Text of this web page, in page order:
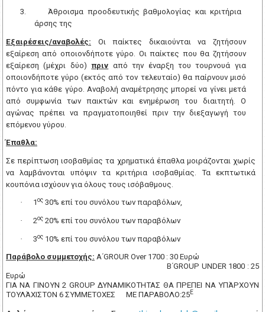
3.
Άθροισμα προοδευτικής βαθμολογίας και κριτήρια
άρσης της
Εξαιρέσεις/αναβολές:
Οι παίκτες δικαιούνται να ζητήσουν
εξαίρεση από οποιονδήποτε γύρο. Οι παίκτες που θα ζητήσουν
εξαίρεση (μέχρι δύο)πριν από την έναρξη του τουρνουά για
οποιονδήποτε γύρο (εκτός από τον τελευταίο) θα παίρνουν μισό
πόντο για κάθε γύρο. Αναβολή αναμέτρησης μπορεί να γίνει μετά
από συμφωνία των παικτών και ενημέρωση του διαιτητή. Ο
αγώνας πρέπει να πραγματοποιηθεί πριν την διεξαγωγή του
επόμενου γύρου.
Έπαθλα:
Σε περίπτωση ισοβαθμίας τα χρηματικά έπαθλα μοιράζονται χωρίς
να λαμβάνονται υπόψιν τα κριτήρια ισοβαθμίας. Τα εκπτωτικά
κουπόνια ισχύουν για όλους τους ισόβαθμους.
· 1ος 30% επί του συνόλου των παραβόλων,
· 2ος 20% επί του συνόλου των παραβόλων
· 3ος 10% επί του συνόλου των παραβόλων
Παράβολο συμμετοχής: Α΄GROUR Over1700 : 30 Ευρώ
Β΄GROUP UNDER 1800 : 25
Ευρώ
ΓΙΑ ΝΑ ΓΙΝΟΥΝ 2 GROUP ΔΥΝΑΜΙΚΟΤΗΤΑΣ ΘΑ ΠΡΕΠΕΙ ΝΑ ΥΠΆΡΧΟΥΝ
ΤΟΥΛΆΧΙΣΤΟΝ 6 ΣΥΜΜΕΤΟΧΕΣ
ΜΕ ΠΑΡΑΒΟΛΟ:25Ε